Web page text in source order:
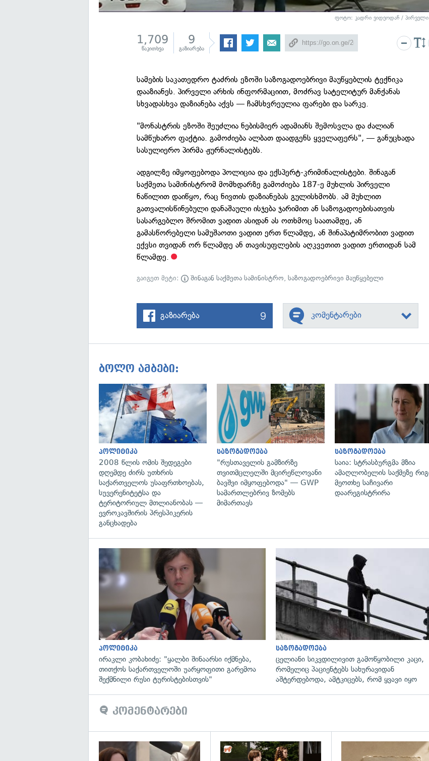
ფოტო: კადრი ვიდეოდან / პირველი
1,709
წაკითხვა
9
გაზიარება
სამების საკათედრო ტაძრის ეზოში საზოგადოებრივი მაუწყებლის ტექნიკა
დააზიანეს. პირველი არხის ინფორმაციით, მოძრავ სატელიტურ მანქანას
სხვადასხვა დაზიანება აქვს — ჩამსხვრეულია ფარები და სარკე.
"მონასტრის ეზოში შეუძლია ნებისმიერ ადამიანს შემოსვლა და ძალიან
სამწუხარო ფაქტია. გამოძიება ალბათ დაადგენს ყველაფერს", — განუცხადა
სასულიერო პირმა ჟურნალისტებს.
ადგილზე იმყოფებოდა პოლიცია და ექსპერტ-კრიმინალისტები. შინაგან
საქმეთა სამინისტრომ მომხდარზე გამოძიება 187-ე მუხლის პირველი
ნაწილით დაიწყო, რაც ნივთის დაზიანებას გულისხმობს. ამ მუხლით
გათვალისწინებული დანაშაული ისჯება ჯარიმით ან საზოგადოებისათვის
სასარგებლო შრომით ვადით ასიდან ას ოთხმოც საათამდე, ან
გამასწორებელი სამუშაოთი ვადით ერთ წლამდე, ან შინაპატიმრობით ვადით
ექვსი თვიდან ორ წლამდე ან თავისუფლების აღკვეთით ვადით ერთიდან სამ
წლამდე.
გაიგეთ მეტი: შინაგან საქმეთა სამინისტრო,საზოგადოებრივი მაუწყებელი
გაზიარება 9 კომენტარები
ბოლო ამბები:
გადახედვა
პოლიტიკა
2008 წლის ომის შედეგები
დღემდე ძირს უთხრის
საქართველოს უსაფრთხოებას,
სუვერენიტეტსა და
ტერიტორიულ მთლიანობას —
ევროკავშირის პრესპიკერის
განცხადება
გადახედვა
საზოგადოება
"რუსთაველის გამზირზე
თვითმცლელში მცირეწლოვანი
ბავშვი იმყოფებოდა" — GWP
სამართლებრივ ზომებს
მიმართავს
საზოგადოება
საია: სტრასბურგმა მზია
ამაღლობელის საქმეზე
მეოთხე საჩივარი
დაარეგისტრირა
გადახედვა
პოლიტიკა
ირაკლი კობახიძე: "ყალბი შინაარსი იქმნება,
თითქოს საქართველოში უარყოფითი გარემოა
შექმნილი რუსი ტურისტებისთვის"
საზოგადოება
ცელიანი სიკვდილივით გამოწყობილი კაცი,
რომელიც პაციენტებს სახურავიდან
აშტერდებოდა, ამტკიცებს, რომ ყვავი იყო
კომენტარები
გადახედვა